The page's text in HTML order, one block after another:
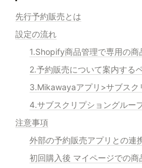
先行予約販売とは
設定の流れ
1.Shopify商品管理で専用の商
4.サブスクリプショングルー
注意事項
外部の予約販売アプリとの連
初回購入後 マイページでの商